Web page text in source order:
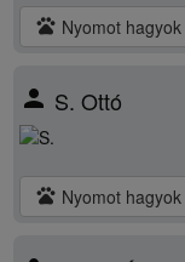
pets Nyomot hagyok
person S. Ottó
pets Nyomot hagyok